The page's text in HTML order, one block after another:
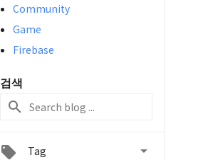
Community
Game
Firebase
검색
Tag 